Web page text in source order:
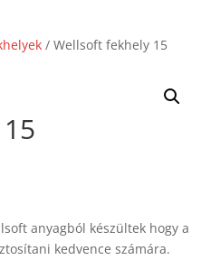
/ Wellsoft fekhely 15
anyagból készültek hogy a
kedvence számára.